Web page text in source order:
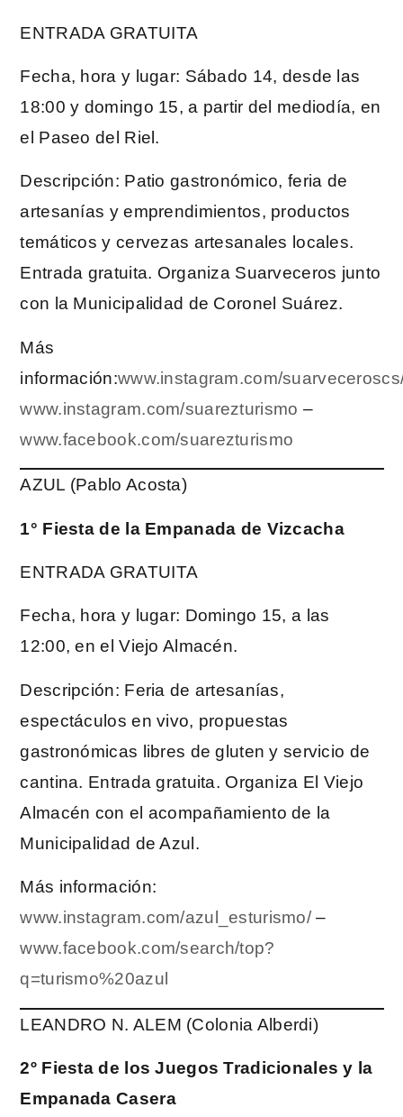
ENTRADA GRATUITA
Fecha, hora y lugar: Sábado 14, desde las
18:00 y domingo 15, a partir del mediodía, en
el Paseo del Riel.
Descripción: Patio gastronómico, feria de
artesanías y emprendimientos, productos
temáticos y cervezas artesanales locales.
Entrada gratuita. Organiza Suarveceros junto
con la Municipalidad de Coronel Suárez.
Más
información:www.instagram.com/
www.instagram.com/suarezturismo –
www.facebook.com/suarezturismo
AZUL (Pablo Acosta)
1° Fiesta de la Empanada de Vizcacha
ENTRADA GRATUITA
Fecha, hora y lugar: Domingo 15, a las
12:00, en el Viejo Almacén.
Descripción: Feria de artesanías,
espectáculos en vivo, propuestas
gastronómicas libres de gluten y servicio de
cantina. Entrada gratuita. Organiza El Viejo
Almacén con el acompañamiento de la
Municipalidad de Azul.
Más información:
www.instagram.com/azul_esturismo/–
www.facebook.com/search/top?
q=turismo%20azul
LEANDRO N. ALEM (Colonia Alberdi)
2º Fiesta de los Juegos Tradicionales y la
Empanada Casera